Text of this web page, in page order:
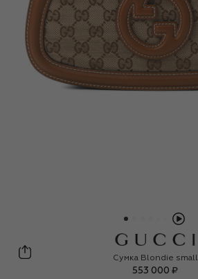
Gucci
Сумка Blondie small
553 000 ₽